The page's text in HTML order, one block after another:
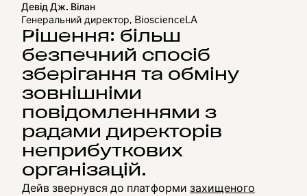
Девід Дж. Вілан
Генеральний директор, BioscienceLA
Рішення: більш
безпечний спосіб
зберігання та обміну
зовнішніми
повідомленнями з
радами директорів
неприбуткових
організацій.
Дейв звернувся до платформи захищеного